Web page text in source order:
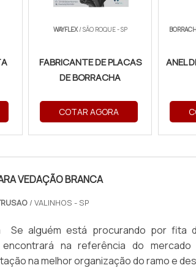
WAYFLEX/ SÃO ROQUE - SP
FABRICANTE DE PLACAS
DE BORRACHA
COTAR AGORA
ANEL
VEDAÇÃO BRANCA
/ VALINHOS - SP
Se alguém está procurando por fita
na referência do mercado
na melhor organização do ramo e